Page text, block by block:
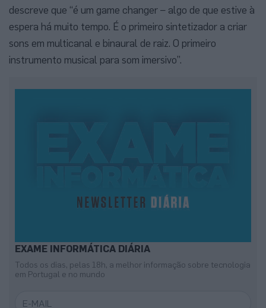
descreve que “é um game changer – algo de que estive à
espera há muito tempo. É o primeiro sintetizador a criar
sons em multicanal e binaural de raiz. O primeiro
instrumento musical para som imersivo”.
EXAME INFORMÁTICA DIÁRIA
Todos os dias, pelas 18h, a melhor informação sobre tecnologia
em Portugal e no mundo